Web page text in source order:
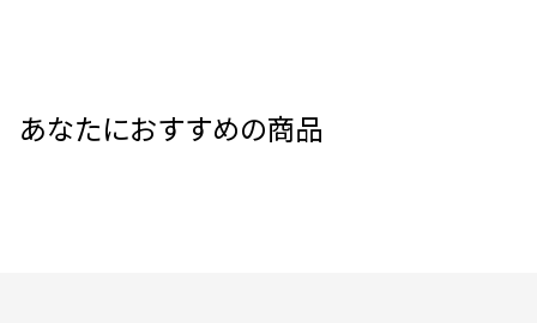
あなたにおすすめの商品